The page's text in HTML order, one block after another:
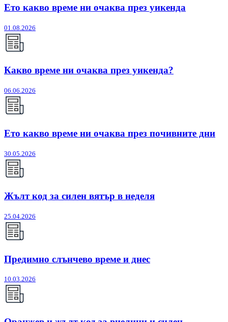
Ето какво време ни очаква през уикенда
01.08.2026
Какво време ни очаква през уикенда?
06.06.2026
Ето какво време ни очаква през почивните дни
30.05.2026
Жълт код за силен вятър в неделя
25.04.2026
Предимно слънчево време и днес
10.03.2026